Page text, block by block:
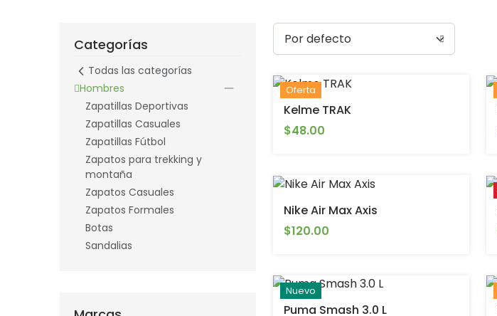
Oferta
Kelme TRAK
$48.00
Nike Air Max Axis
$120.00
Nuevo
Puma Smash 3.0 L
Categorías
Todas las categorías
Hombres
Zapatillas Deportivas
Zapatillas Casuales
Zapatillas Fútbol
Zapatos para trekking y
montaña
Zapatos Casuales
Zapatos Formales
Botas
Sandalias